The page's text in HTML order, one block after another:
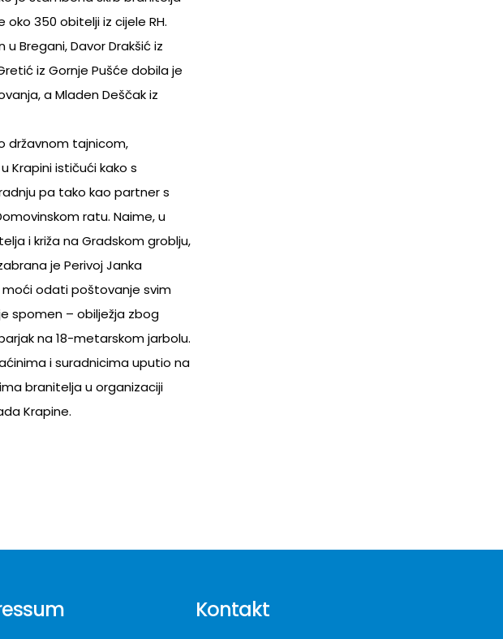
350 obitelji iz cijele RH.
Bregani, Davor Drakšić iz
iz Gornje Pušće dobila je
a Mladen Deščak iz
državnom tajnicom,
Krapini ističući kako s
pa tako kao partner s
ratu. Naime, u
i križa na Gradskom groblju,
je Perivoj Janka
odati poštovanje svim
spomen – obilježja zbog
na 18-metarskom jarbolu.
i suradnicima uputio na
branitelja u organizaciji
Krapine.
Kontakt